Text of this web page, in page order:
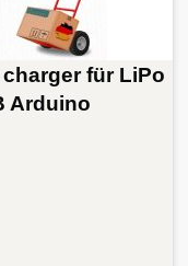
für LiPo
Arduino